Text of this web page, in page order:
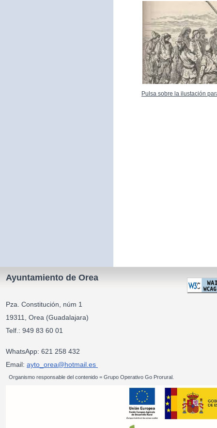
Pulsa sobre la ilustación
Ayuntamiento de Orea
Pza. Constitución, núm 1
19311, Orea (Guadalajara)
Telf.: 949 83 60 01
WhatsApp: 621 258 432
Email: ayto_orea@hotmail.es
Organismo responsable del contenido = Grupo Operativo Go Prorural.